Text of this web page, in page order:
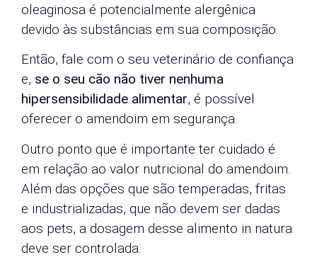
oleaginosa é potencialmente alergênica
devido às substâncias em sua composição.
Então, fale com o seu veterinário de confiança
e, se o seu cão não tiver nenhuma
hipersensibilidade alimentar, é possível
oferecer o amendoim em segurança.
Outro ponto que é importante ter cuidado é
em relação ao valor nutricional do amendoim.
Além das opções que são temperadas, fritas
e industrializadas, que não devem ser dadas
aos pets, a dosagem desse alimento in natura
deve ser controlada.